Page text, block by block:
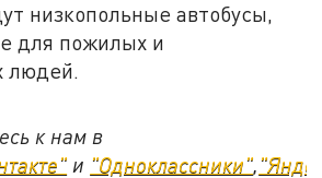
низкопольные автобусы,
для пожилых и
людей.
к нам в
и "Одноклассники",